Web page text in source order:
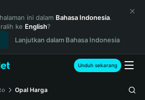
ini dalam Bahasa Indonesia.
ke English?
Lanjutkan dalam Bahasa Indonesia
Unduh sekarang
Opal Harga